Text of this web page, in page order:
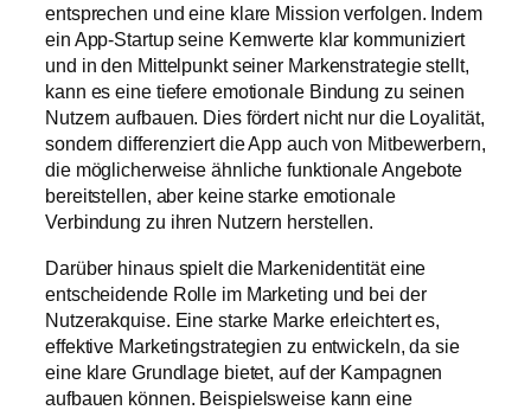
entsprechen und eine klare Mission verfolgen. Indem
ein App-Startup seine Kernwerte klar kommuniziert
und in den Mittelpunkt seiner Markenstrategie stellt,
kann es eine tiefere emotionale Bindung zu seinen
Nutzern aufbauen. Dies fördert nicht nur die Loyalität,
sondern differenziert die App auch von Mitbewerbern,
die möglicherweise ähnliche funktionale Angebote
bereitstellen, aber keine starke emotionale
Verbindung zu ihren Nutzern herstellen.
Darüber hinaus spielt die Markenidentität eine
entscheidende Rolle im Marketing und bei der
Nutzerakquise. Eine starke Marke erleichtert es,
effektive Marketingstrategien zu entwickeln, da sie
eine klare Grundlage bietet, auf der Kampagnen
aufbauen können. Beispielsweise kann eine